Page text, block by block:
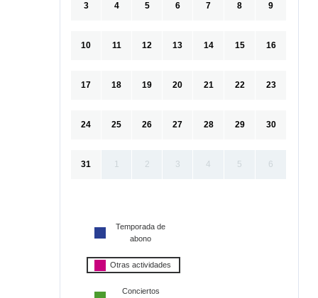
3 4 5 6 7 8 9
10 11 12 13 14 15 16
17 18 19 20 21 22 23
24 25 26 27 28 29 30
31 1 2 3 4 5 6
Temporada de
abono
Otras actividades
Conciertos